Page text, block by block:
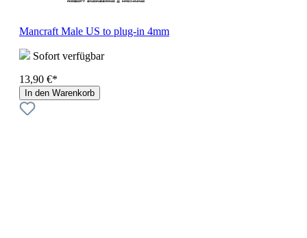
Mancraft Male US to plug-in 4mm
Sofort verfügbar
13,90 €*
In den Warenkorb